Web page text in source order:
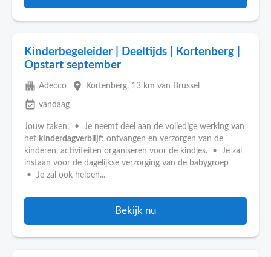
Kinderbegeleider | Deeltijds | Kortenberg |
Opstart september
apartment Adecco place Kortenberg, 13 km van Brussel
event_available vandaag
Jouw taken: • Je neemt deel aan de volledige werking van
het kinderdagverblijf: ontvangen en verzorgen van de
kinderen, activiteiten organiseren voor de kindjes. • Je zal
instaan voor de dagelijkse verzorging van de babygroep
• Je zal ook helpen...
Bekijk nu